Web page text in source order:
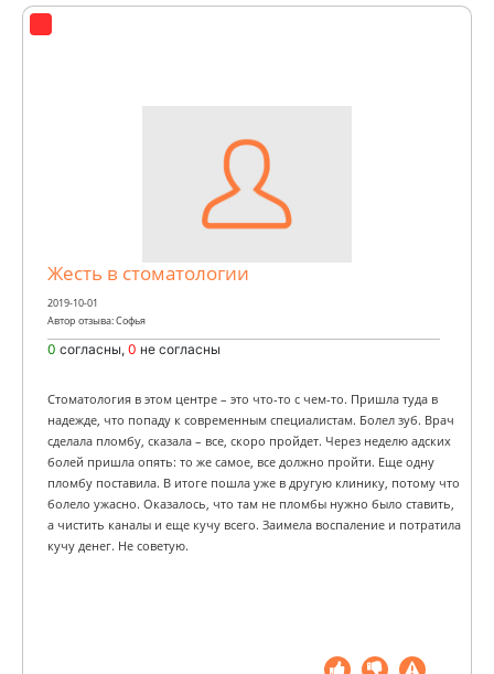
Жесть в стоматологии
2019-10-01
Автор отзыва: Софья
0 согласны, 0 не согласны
Стоматология в этом центре – это что-то с чем-то. Пришла туда в
надежде, что попаду к современным специалистам. Болел зуб. Врач
сделала пломбу, сказала – все, скоро пройдет. Через неделю адских
болей пришла опять: то же самое, все должно пройти. Еще одну
пломбу поставила. В итоге пошла уже в другую клинику, потому что
болело ужасно. Оказалось, что там не пломбы нужно было ставить,
а чистить каналы и еще кучу всего. Заимела воспаление и потратила
кучу денег. Не советую.